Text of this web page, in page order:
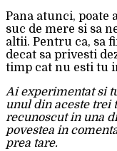
Pana atunci, poate
suc de mere si sa
altii. Pentru ca, sa
decat sa privesti
timp cat nu esti tu
Ai experimentat si
unul din aceste trei
recunoscut in una
povestea in
prea tare.